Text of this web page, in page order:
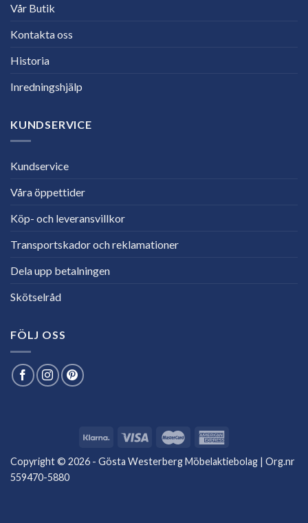
Vår Butik
Kontakta oss
Historia
Inredningshjälp
KUNDSERVICE
Kundservice
Våra öppettider
Köp- och leveransvillkor
Transportskador och reklamationer
Dela upp betalningen
Skötselråd
FÖLJ OSS
Copyright © 2026 - Gösta Westerberg Möbelaktiebolag | Org.nr
559470-5880